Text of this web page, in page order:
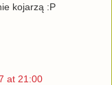
kojarzą :P
at 21:00